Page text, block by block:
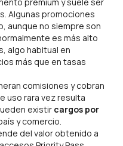
Algunas promociones
aunque no siempre son
es más alto
algo habitual en
más que en tasas
comisiones y cobran
uso rara vez resulta
existir cargos por
y comercio.
del valor obtenido a